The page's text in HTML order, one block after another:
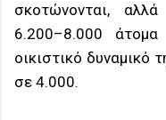
σκοτώνονται,
6.200–8.000
οικιστικό δυναμικό
σε 4.000.